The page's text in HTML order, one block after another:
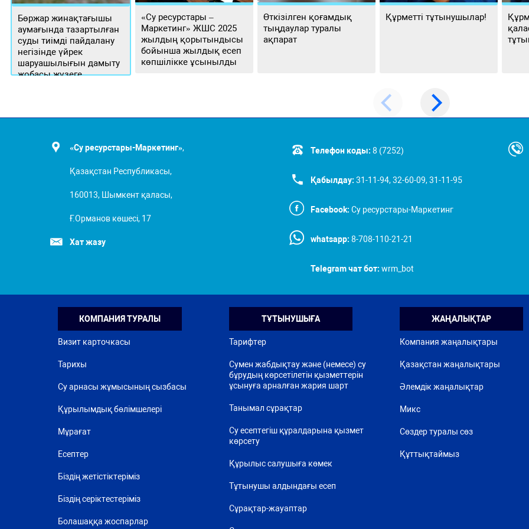
Бөржар жинақтағышы
аумағында тазартылған
суды тиімді пайдалану
негізінде үйрек
шаруашылығын дамыту
жобасы жүзеге
«Су ресурстары –
Маркетинг» ЖШС 2025
жылдың қорытындысы
бойынша жылдық есеп
көпшілікке ұсынылды
Өткізілген қоғамдық
тыңдаулар туралы
ақпарат
Құрметті тұтынушылар!
«Су ресурстары-Маркетинг»,
Қазақстан Республикасы,
160013, Шымкент қаласы,
Ғ.Орманов көшесі, 17
Хат жазу
Телефон коды: 8 (7252)
Қабылдау: 31-11-94, 32-60-09, 31-11-95
Facebook: Су ресурстары-Маркетинг
whatsapp: 8-708-110-21-21
Telegram чат бот: wrm_bot
КОМПАНИЯ ТУРАЛЫ
Визит карточкасы
Тарихы
Су арнасы жұмысының сызбасы
Құрылымдық бөлімшелері
Мұрағат
Есептер
Біздің жетістіктеріміз
Біздің серіктестеріміз
Болашаққа жоспарлар
ТҰТЫНУШЫҒА
Тарифтер
Сумен жабдықтау және (немесе) су
бұрудың көрсетілетін қызметтерін
ұсынуға арналған жария шарт
Танымал сұрақтар
Су есептегіш құралдарына қызмет
көрсету
Құрылыс салушыға көмек
Тұтынушы алдындағы есеп
Сұрақтар-жауаптар
ЖАҢАЛЫҚТАР
Компания жаңалықтары
Қазақстан жаңалықтары
Әлемдік жаңалықтар
Микс
Сөздер туралы сөз
Құттықтаймыз